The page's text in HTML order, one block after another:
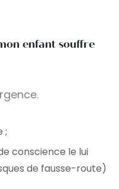
enfant souffre
;
conscience le lui
de fausse-route)